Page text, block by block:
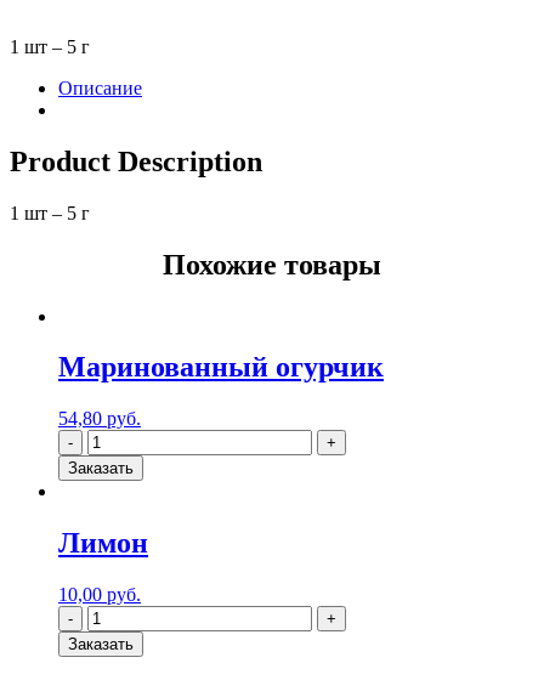
1 шт – 5 г
Описание
Product Description
1 шт – 5 г
Похожие товары
Маринованный огурчик
54,80 руб.
Заказать
Лимон
10,00 руб.
Заказать